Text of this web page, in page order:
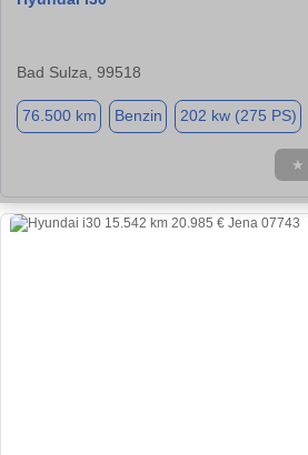
Bad Sulza, 99518
76.500 km Benzin 202 kw (275 PS)
★